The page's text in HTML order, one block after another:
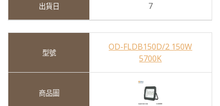
7
OD-FLDB150D/2 150W
5700K